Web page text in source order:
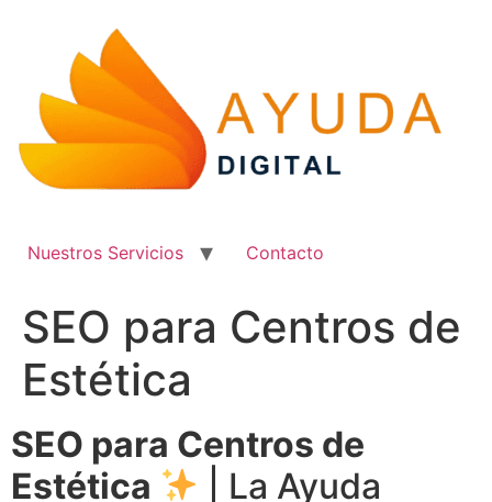
contenido
Nuestros Servicios Contacto
SEO para Centros de
Estética
SEO para Centros de
Estética
| La Ayuda